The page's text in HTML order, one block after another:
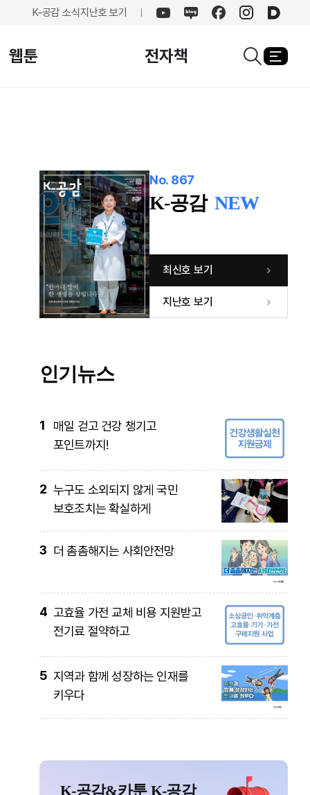
K-공감 소식지난호 보기
유튜브네이버페이스북인스타그램
카카오
웹툰 전자책 열기
No. 867
K-공감 NEW
최신호 보기
지난호 보기
인기뉴스
1
매일 걷고 건강 챙기고
포인트까지!
2 누구도 소외되지 않게 국민
보호조치는 확실하게
3 더 촘촘해지는 사회안전망
4 고효율 가전 교체 비용 지원받고
전기료 절약하고
5 지역과 함께 성장하는 인재를
키우다
K-공감&카툰 K-공감